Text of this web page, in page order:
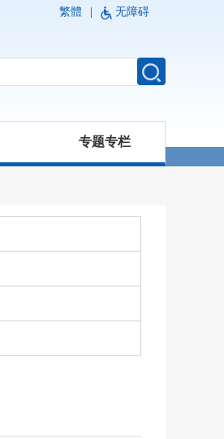
繁體 无障碍
专题专栏